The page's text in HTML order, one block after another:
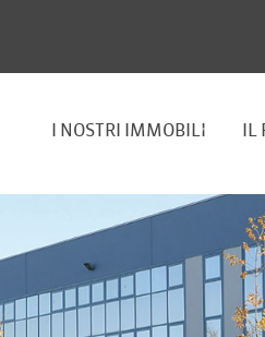
I NOSTRI IMMOBILI IL